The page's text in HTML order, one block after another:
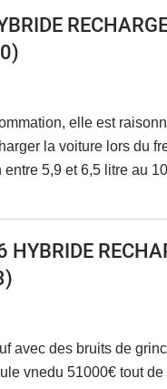
elle est
la voiture lors du
5,9 et 6,5 litre au
je viens de
50 kilomètres
goutte
à jour du système qui
point négatif
HYBRIDE
avec des bruits de
vnedu 51000€ tout de